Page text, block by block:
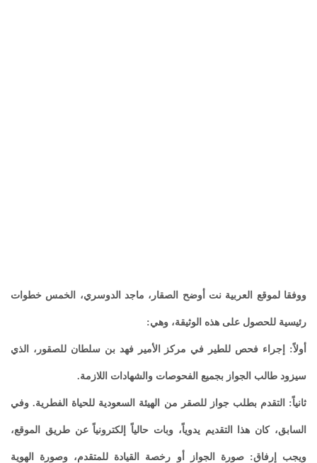
ووفقا لموقع العربية نت أوضح الصقار، ماجد الدوسري، الخمس خطوات
رئيسية للحصول على هذه الوثيقة، وهي:
أولاً: إجراء فحص للطير في مركز الأمير فهد بن سلطان للصقور، الذي
سيزود طالب الجواز بجميع الفحوصات والشهادات اللازمة.
ثانياً: التقدم بطلب جواز للصقر من الهيئة السعودية للحياة الفطرية. وفي
السابق، كان هذا التقديم يدوياً، وبات حالياً إلكترونياً عن طريق الموقع،
ويجب إرفاق: صورة الجواز أو رخصة القيادة للمتقدم، وصورة الهوية